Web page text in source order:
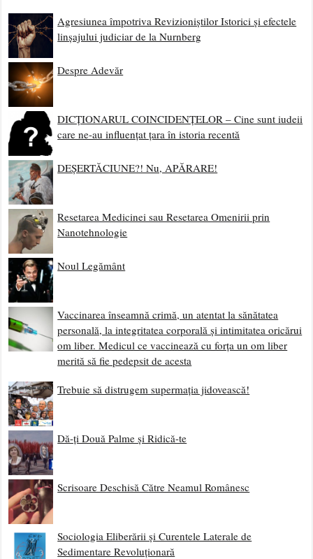
Agresiunea împotriva Revizioniștilor Istorici și efectele
linșajului judiciar de la Nurnberg
Despre Adevăr
DICȚIONARUL COINCIDENȚELOR – Cine sunt iudeii
care ne-au influențat țara în istoria recentă
DEȘERTĂCIUNE?! Nu, APĂRARE!
Resetarea Medicinei sau Resetarea Omenirii prin
Nanotehnologie
Noul Legământ
Vaccinarea înseamnă crimă, un atentat la sănătatea
personală, la integritatea corporală și intimitatea oricărui
om liber. Medicul ce vaccinează cu forța un om liber
merită să fie pedepsit de acesta
Trebuie să distrugem supermația jidovească!
Dă-ți Două Palme și Ridică-te
Scrisoare Deschisă Către Neamul Românesc
Sociologia Eliberării și Curentele Laterale de
Sedimentare Revoluționară